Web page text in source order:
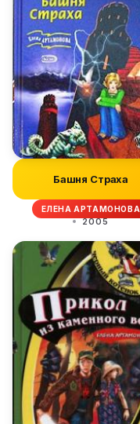
Башня Страха
ЕЛЕНА АРТАМОНОВА
2005